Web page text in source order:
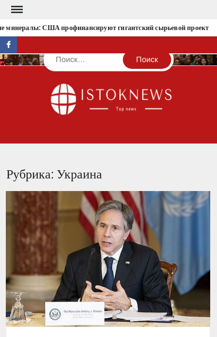
Перейти
содержимомуСША профинансируют гигантский сырьевой проект
facebook
Поиск
Рубрика:Украина